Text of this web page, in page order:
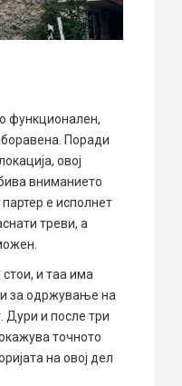
функционален,
Поради
овој
вниманието
е исполнет
треви, а
и таа има
за одржување на
Дури и после три
точното
на овој дел